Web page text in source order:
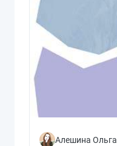
Алешина Ольга